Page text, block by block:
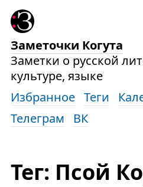
Заметочки Когута
Заметки о русской
культуре, языке
Избранное Теги
Телеграм
ВК
Тег: Псой